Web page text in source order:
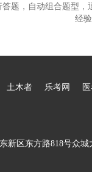
题，自动组合题型
经
土木者 乐考网
新区东方路818号众城